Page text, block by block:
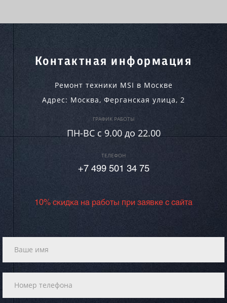
Контактная информация
Ремонт техники MSI в Москве
Адрес: Москва, Ферганская улица, 2
ГРАФИК РАБОТЫ
ПН-ВC c 9.00 до 22.00
ТЕЛЕФОН
+7 499 501 34 75
10% скидка на работы при заявке с сайта